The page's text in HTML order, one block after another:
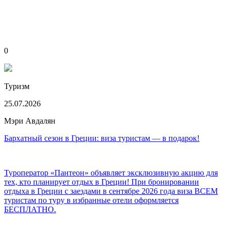
0
Туризм
25.07.2026
Мэри Авдалян
Бархатный сезон в Греции: виза туристам — в подарок!
Туроператор «Пантеон» объявляет эксклюзивную акцию для
тех, кто планирует отдых в Греции! При бронировании
отдыха в Греции с заездами в сентябре 2026 года виза ВСЕМ
туристам по туру в избранные отели оформляется
БЕСПЛАТНО.